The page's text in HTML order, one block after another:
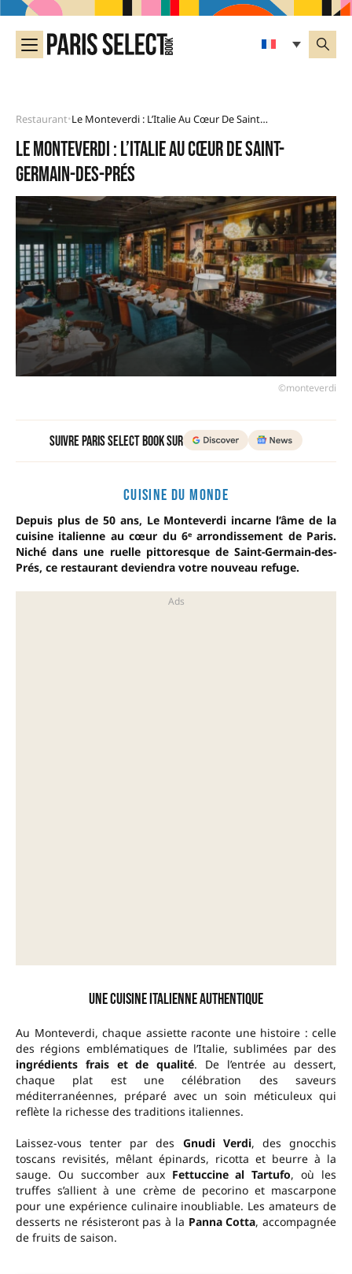
Restaurant• Le Monteverdi : L’Italie Au Cœur De Saint-Germain-Des-Prés
Le Monteverdi : l’Italie au cœur de Saint-
Germain-des-Prés
©monteverdi
Suivre Paris Select Book sur
CUISINE DU MONDE
Depuis plus de 50 ans, Le Monteverdi incarne l’âme de la
cuisine italienne au cœur du 6ᵉ arrondissement de Paris.
Niché dans une ruelle pittoresque de Saint-Germain-des-
Prés, ce restaurant deviendra votre nouveau refuge.
Une cuisine italienne authentique
Au Monteverdi, chaque assiette raconte une histoire : celle
des régions emblématiques de l’Italie, sublimées par des
ingrédients frais et de qualité. De l’entrée au dessert,
chaque plat est une célébration des saveurs
méditerranéennes, préparé avec un soin méticuleux qui
reflète la richesse des traditions italiennes.
Laissez-vous tenter par des Gnudi Verdi, des gnocchis
toscans revisités, mêlant épinards, ricotta et beurre à la
sauge. Ou succomber aux Fettuccine al Tartufo, où les
truffes s’allient à une crème de pecorino et mascarpone
pour une expérience culinaire inoubliable. Les amateurs de
desserts ne résisteront pas à la Panna Cotta, accompagnée
de fruits de saison.